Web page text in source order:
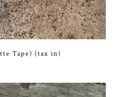
Tape) (tax in)